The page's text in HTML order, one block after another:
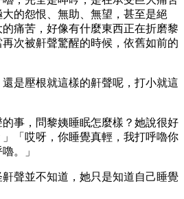
的怨恨、無助、無望，甚至是絕
痛苦，好像有什麼東西正在折磨黎
次被鼾聲驚醒的時候，依舊如前的
還是壓根就這樣的鼾聲呢，打小就這
事，問黎姨睡眠怎麼樣？她說很好
「哎呀，你睡覺真輕，我打呼嚕你
。」
聲並不知道，她只是知道自己睡覺